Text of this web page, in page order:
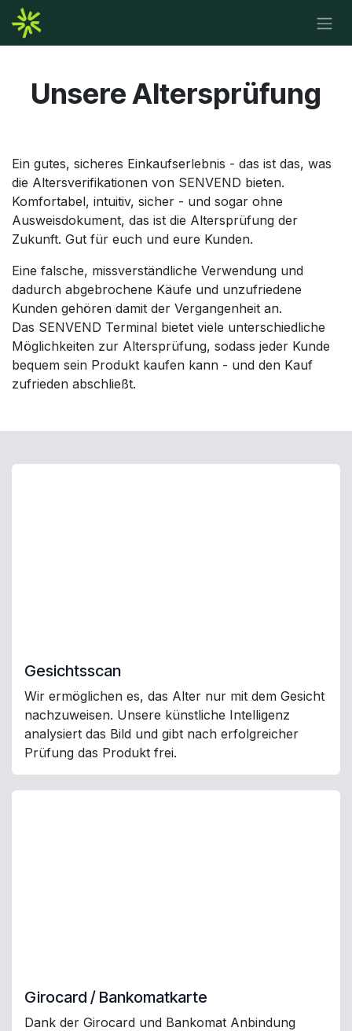
Zum Inhalt springen
Unsere Altersprüfung
Ein gutes, sicheres Einkaufserlebnis - das ist das, was
die Altersverifikationen von SENVEND bieten.
Komfortabel, intuitiv, sicher - und sogar ohne
Ausweisdokument, das ist die Altersprüfung der
Zukunft. Gut für euch und eure Kunden.
Eine falsche, missverständliche Verwendung und
dadurch abgebrochene Käufe und unzufriedene
Kunden gehören damit der Vergangenheit an.
Das SENVEND Terminal bietet viele unterschiedliche
Möglichkeiten zur Altersprüfung, sodass jeder Kunde
bequem sein Produkt kaufen kann - und den Kauf
zufrieden abschließt.
Gesichtsscan
Wir ermöglichen es, das Alter nur mit dem Gesicht
nachzuweisen. Unsere künstliche Intelligenz
analysiert das Bild und gibt nach erfolgreicher
Prüfung das Produkt frei.
Girocard / Bankomatkarte
Dank der Girocard und Bankomat Anbindung